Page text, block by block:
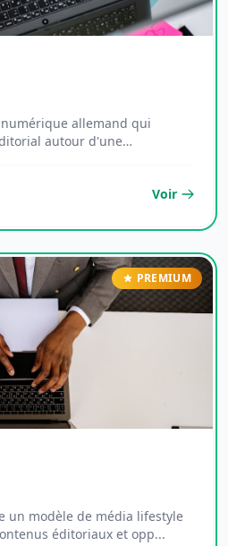
allemand qui
autour d'une
Voir
PREMIUM
un modèle de média lifestyle
éditoriaux et opp...